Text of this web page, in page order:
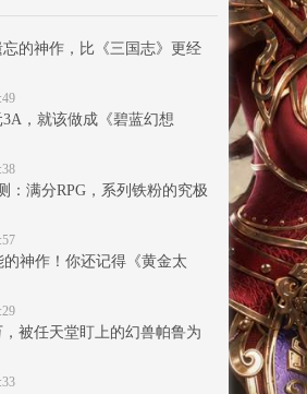
的神作，比《三国志》更经
，就该做成《碧蓝幻想
：满分RPG，系列铁粉的究极
神作！你还记得《黄金太
，被任天堂盯上的幻兽帕鲁为